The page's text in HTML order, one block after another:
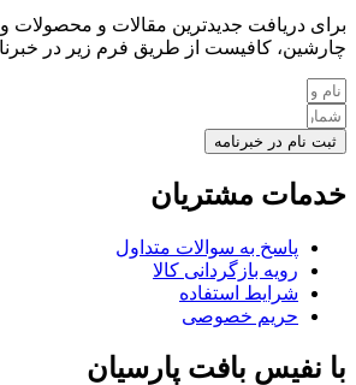
برای دریافت جدیدترین مقالات و محصولات
چارشین، کافیست از طریق فرم زیر در
ثبت نام در خبرنامه
خدمات مشتریان
پاسخ به سوالات متداول
رویه بازگردانی کالا
شرایط استفاده
حریم خصوصی
با نفیس بافت پارسیان